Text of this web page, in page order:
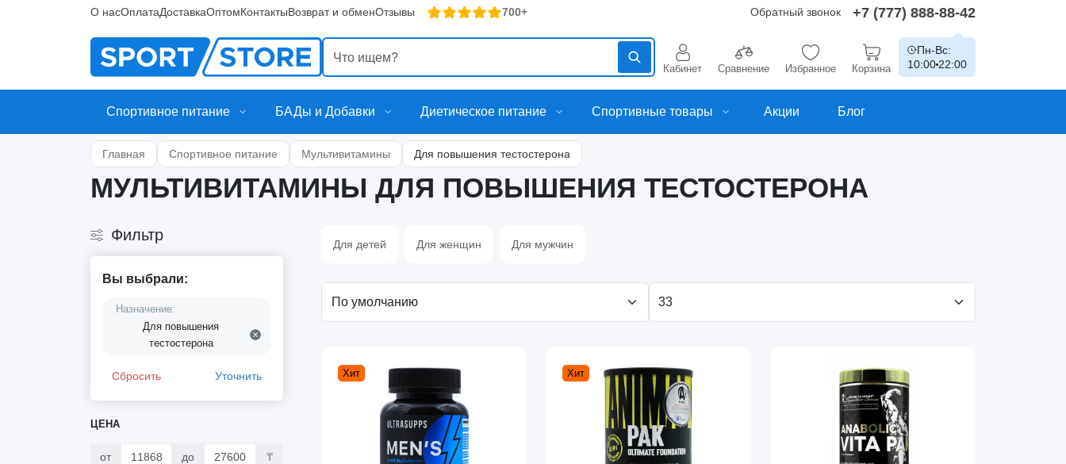
О насОплатаДоставкаОптомКонтактыВозврат и обменОтзывы 700+ Обратный звонок +7 (777) 888-88-42
Кабинет Сравнение Избранное Корзина
Пн-Вс:
10:00 22:00
Спортивное питание БАДы и Добавки Диетическое питание Спортивные товары Акции Блог
Главная Спортивное питание Мультивитамины Для повышения тестостерона
МУЛЬТИВИТАМИНЫ ДЛЯ ПОВЫШЕНИЯ ТЕСТОСТЕРОНА
Фильтр
Вы выбрали:
Назначение:
Для повышения
тестостерона
Сбросить Уточнить
ЦЕНА
от до ₸
Для детей Для женщин Для мужчин
Хит Хит